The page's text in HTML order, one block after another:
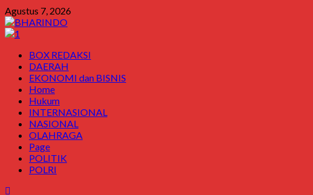
Skip
to
content
Agustus 7, 2026
Primary
Menu
BOX REDAKSI
DAERAH
EKONOMI dan BISNIS
Home
Hukum
INTERNASIONAL
NASIONAL
OLAHRAGA
Page
POLITIK
POLRI